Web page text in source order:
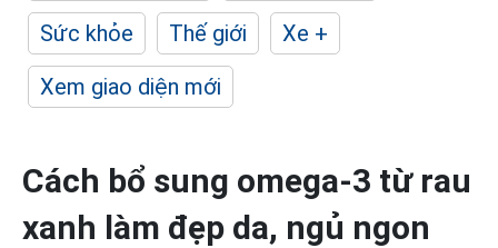
Sức khỏe
Thế giới
Xe +
Xem giao diện mới
Cách bổ sung omega-3 từ rau
xanh làm đẹp da, ngủ ngon